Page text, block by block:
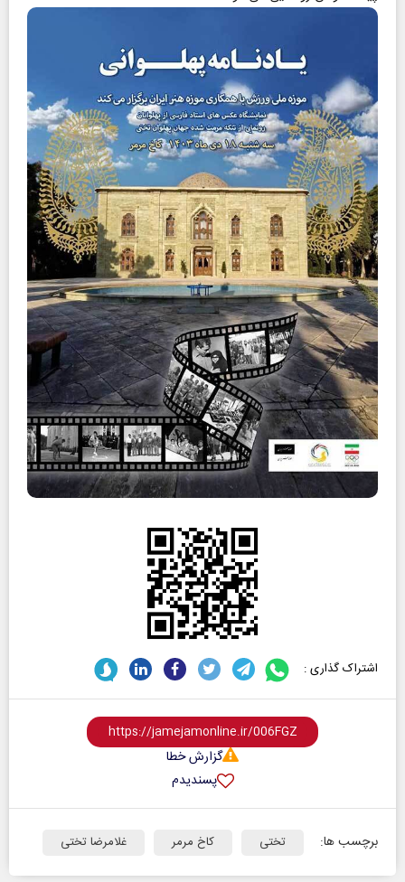
اشتراک گذاری :
گزارش خطا
پسندیدم
برچسب ها: تختی کاخ مرمر غلامرضا تختی